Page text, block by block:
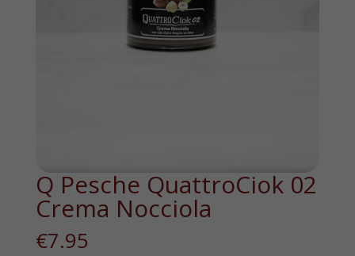
Q Pesche QuattroCiok 02
Crema Nocciola
€7.95